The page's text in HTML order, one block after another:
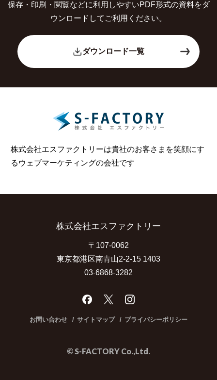
保存・印刷・閲覧などに利用しやすいPDF形式の資料をダ
ウンロードしてご利用ください。
ダウンロード一覧
株式会社エスファクトリーは貴社のお客さまを笑顔にす
る ウェブマーケティングの会社です
株式会社エスファクトリー
〒107-0062
東京都港区南青山2-2-15 1403
03-6868-3282
お問い合わせ サイトマップ プライバシーポリシー
© S-FACTORY Co.,Ltd.